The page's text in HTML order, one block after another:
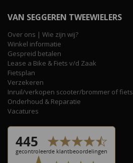
VAN SEGGEREN TWEEWIELERS
Over ons | Wie zijn wij?
Winkel informatie
Gespreid betalen
Lease a Bike & Fiets v/d Zaak
Fietsplan
Verzekeren
Inruil/verkopen scooter/brommer of fiets
Onderhoud & Reparatie
Vacatures